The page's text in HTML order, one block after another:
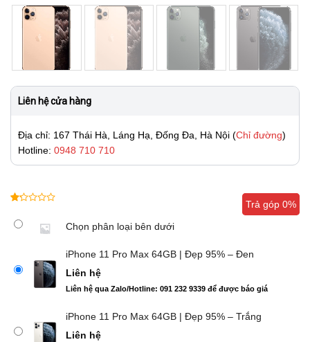
Liên hệ cửa hàng
Địa chỉ: 167 Thái Hà, Láng Hạ, Đống Đa, Hà Nội (Chỉ đường)
Hotline: 0948 710 710
trên
đánh
Trả góp 0%
Chọn phân loại bên dưới
iPhone 11 Pro Max 64GB | Đẹp 95% – Đen
Liên hệ
Liên hệ qua Zalo/Hotline: 091 232 9339 để được báo giá
iPhone 11 Pro Max 64GB | Đẹp 95% – Trắng
Liên hệ
Trả góp 0%